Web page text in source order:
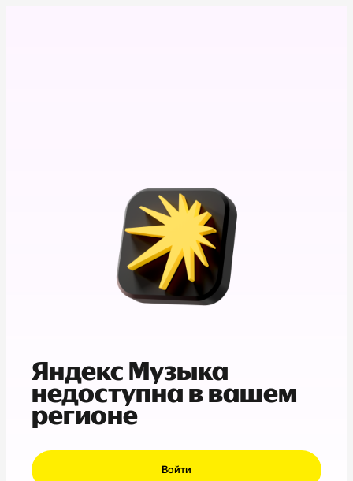
Яндекс Музыка
недоступна в вашем
регионе
Войти